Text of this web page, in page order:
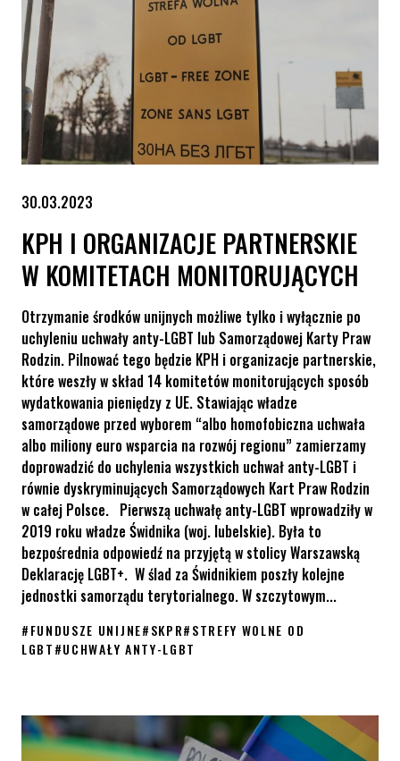
30.03.2023
KPH I ORGANIZACJE PARTNERSKIE
W KOMITETACH MONITORUJĄCYCH
Otrzymanie środków unijnych możliwe tylko i wyłącznie po
uchyleniu uchwały anty-LGBT lub Samorządowej Karty Praw
Rodzin. Pilnować tego będzie KPH i organizacje partnerskie,
które weszły w skład 14 komitetów monitorujących sposób
wydatkowania pieniędzy z UE. Stawiając władze
samorządowe przed wyborem “albo homofobiczna uchwała
albo miliony euro wsparcia na rozwój regionu” zamierzamy
doprowadzić do uchylenia wszystkich uchwał anty-LGBT i
równie dyskryminujących Samorządowych Kart Praw Rodzin
w całej Polsce. Pierwszą uchwałę anty-LGBT wprowadziły w
2019 roku władze Świdnika (woj. lubelskie). Była to
bezpośrednia odpowiedź na przyjętą w stolicy Warszawską
Deklarację LGBT+. W ślad za Świdnikiem poszły kolejne
jednostki samorządu terytorialnego. W szczytowym...
#FUNDUSZE UNIJNE#SKPR#STREFY WOLNE OD
LGBT#UCHWAŁY ANTY-LGBT